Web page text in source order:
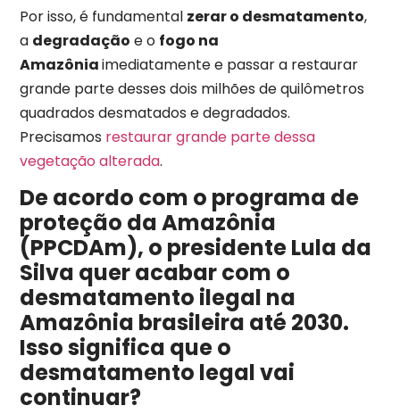
Por isso, é fundamental zerar o desmatamento,
a degradação e o fogo na
Amazôniaimediatamente e passar a restaurar
grande parte desses dois milhões de quilômetros
quadrados desmatados e degradados.
Precisamos restaurar grande parte dessa
vegetação alterada.
De acordo com o programa de
proteção da Amazônia
(PPCDAm), o presidente Lula da
Silva quer acabar com o
desmatamento ilegal na
Amazônia brasileira até 2030.
Isso significa que o
desmatamento legal vai
continuar?